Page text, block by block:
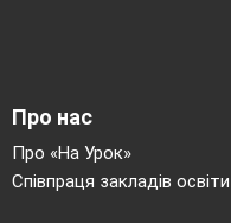
Про нас
Про «На Урок»
Співпраця закладів освіти